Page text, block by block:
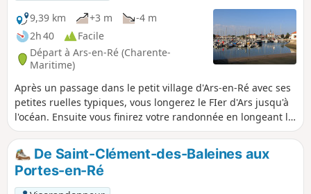
9,39 km
+3 m
-4 m
2h 40
Facile
Départ à Ars-en-Ré (Charente-
Maritime)
Après un passage dans le petit village d'Ars-en-Ré avec ses
petites ruelles typiques, vous longerez le FIer d'Ars jusqu'à
l'océan. Ensuite vous finirez votre randonnée en longeant la
plage jusqu'au point de départ.
De Saint-Clément-des-Baleines aux
Portes-en-Ré